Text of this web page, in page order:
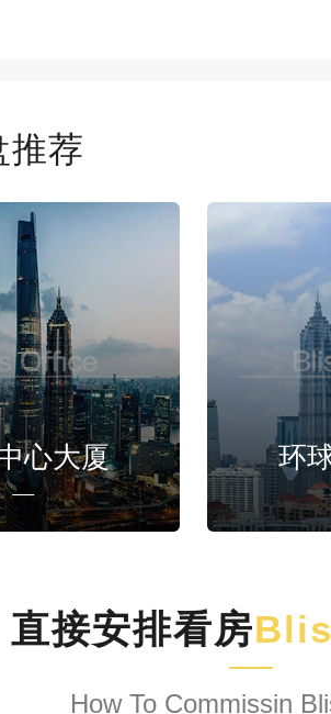
推荐
心大厦 环
直接安排看房
How To Commissin